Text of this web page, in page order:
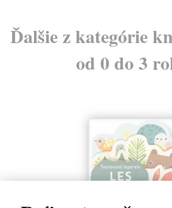
Ďalšie z kategórie
od 0 do 3